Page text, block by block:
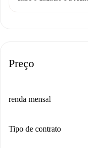
Preço
renda mensal
Tipo de contrato